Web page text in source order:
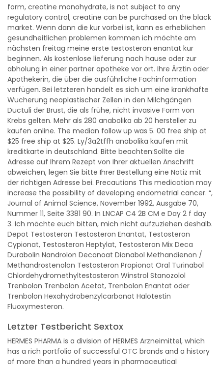
form, creatine monohydrate, is not subject to any
regulatory control, creatine can be purchased on the black
market. Wenn dann die kur vorbei ist, kann es erheblichen
gesundheitlichen problemen kommen ich möchte am
nächsten freitag meine erste testosteron enantat kur
beginnen. Als kostenlose lieferung nach hause oder zur
abholung in einer partner apotheke vor ort. Ihre Ärztin oder
Apothekerin, die über die ausführliche Fachinformation
verfügen. Bei letzteren handelt es sich um eine krankhafte
Wucherung neoplastischer Zellen in den Milchgängen
Ductuli der Brust, die als frühe, nicht invasive Form von
Krebs gelten. Mehr als 280 anabolika ab 20 hersteller zu
kaufen online. The median follow up was 5. 00 free ship at
$25 free ship at $25. Ly/3a2tffh anabolika kaufen mit
kreditkarte in deutschland. Bitte beachten:Sollte die
Adresse auf Ihrem Rezept von Ihrer aktuellen Anschrift
abweichen, legen Sie bitte Ihrer Bestellung eine Notiz mit
der richtigen Adresse bei. Precautions This medication may
increase the possibility of developing endometrial cancer. “,
Journal of Animal Science, November 1992, Ausgabe 70,
Nummer 11, Seite 3381 90. In LNCAP C4 2B CM e Day 2 f day
3. Ich möchte euch bitten, mich nicht aufzuziehen deshalb.
Depot Testosteron Testosteron Enantat, Testosteron
Cypionat, Testosteron Heptylat, Testosteron Mix Deca
Durabolin Nandrolon Decanoat Dianabol Methandienon /
Methandrostenolon Testosteron Propionat Oral Turinabol
Chlordehydromethyltestosteron Winstrol Stanozolol
Trenbolon Trenbolon Acetat, Trenbolon Enantat oder
Trenbolon Hexahydrobenzylcarbonat Halotestin
Fluoxymesteron.
Letzter Testbericht Sextox
HERMES PHARMA is a division of HERMES Arzneimittel, which
has a rich portfolio of successful OTC brands and a history
of more than a hundred years in pharmaceutical